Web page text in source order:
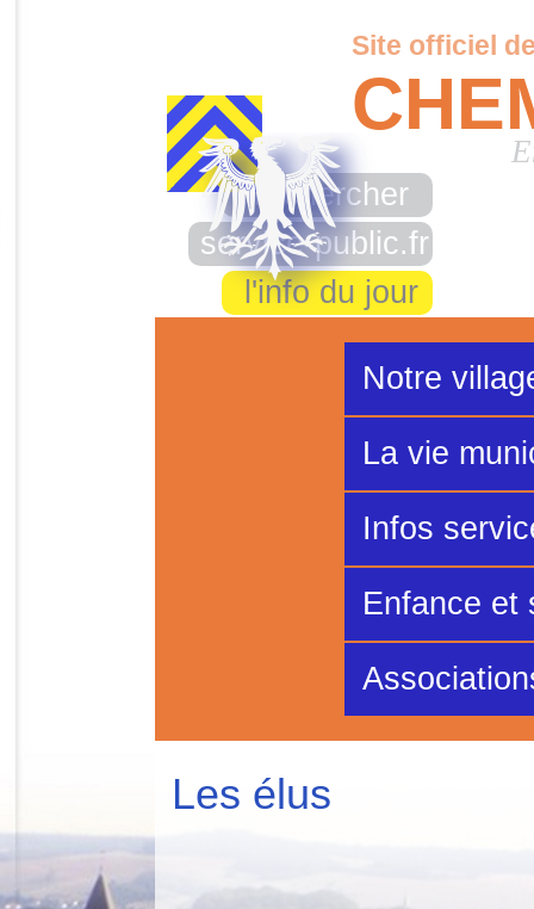
Site officiel
rechercher
service-public.fr
l'info du jour
Notre
La vie
Infos
Enfance et
Les élus